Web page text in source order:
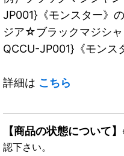
JP001}《モンスター》
ジア☆ブラックマジシ
QCCU-JP001}《モンス
詳細は こちら
【商品の状態について】
認下さい。